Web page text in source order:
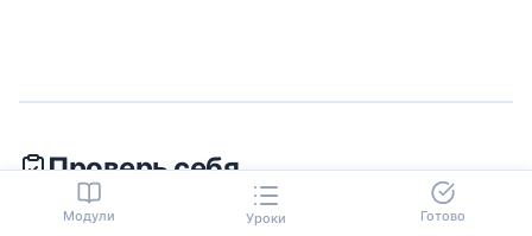
Проверь себя
Модули Уроки Готово